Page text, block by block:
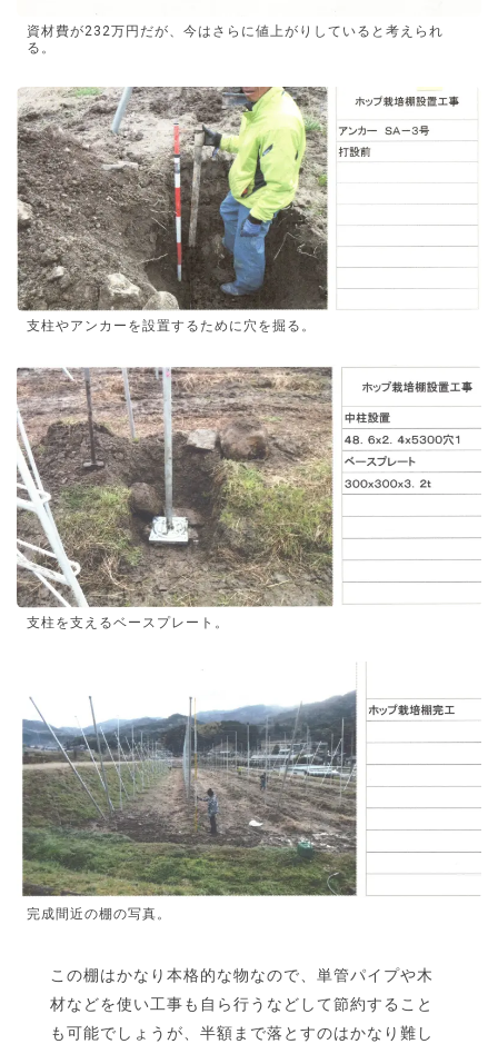
資材費が232万円だが、今はさらに値上がりしていると考えられ
る。
支柱やアンカーを設置するために穴を掘る。
支柱を支えるベースプレート。
完成間近の棚の写真。
この棚はかなり本格的な物なので、単管パイプや木
材などを使い工事も自ら行うなどして節約すること
も可能でしょうが、半額まで落とすのはかなり難し